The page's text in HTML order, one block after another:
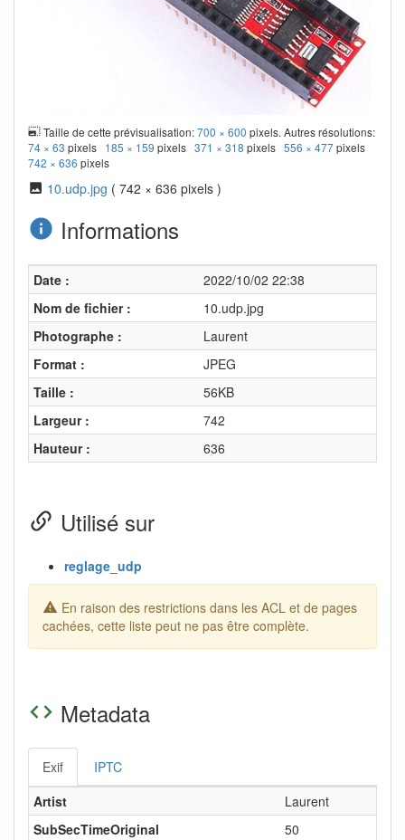
Taille de cette prévisualisation:700 × 600 pixels. Autres résolutions:
74 × 63 pixels 185 × 159 pixels 371 × 318 pixels 556 × 477pixels
742 × 636 pixels
10.udp.jpg ( 742 × 636 pixels )
Informations
Date :
2022/10/02 22:38
Nom de fichier :
10.udp.jpg
Photographe :
Laurent
Format :
JPEG
Taille :
56KB
Largeur :
742
Hauteur :
636
Utilisé sur
reglage_udp
En raison des restrictions dans les ACL et de pages
cachées, cette liste peut ne pas être complète.
Metadata
Exif
IPTC
Artist
Laurent
SubSecTimeOriginal
50